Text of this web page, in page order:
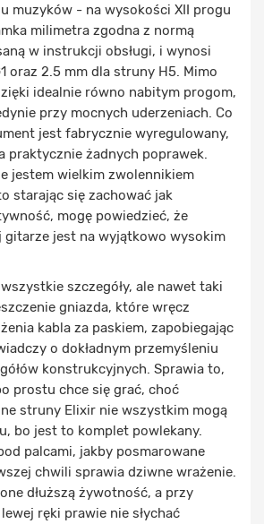
muzyków - na wysokości XII progu
milimetra zgodna z normą
w instrukcji obsługi, i wynosi
oraz 2.5 mm dla struny H5. Mimo
idealnie równo nabitym progom,
przy mocnych uderzeniach. Co
jest fabrycznie wyregulowany,
praktycznie żadnych poprawek.
jestem wielkim zwolennikiem
starając się zachować jak
mogę powiedzieć, że
gitarze jest na wyjątkowo wysokim
szczegóły, ale nawet taki
gniazda, które wręcz
kabla za paskiem, zapobiegając
o dokładnym przemyśleniu
konstrukcyjnych. Sprawia to,
prostu chce się grać, choć
struny Elixir nie wszystkim mogą
bo jest to komplet powlekany.
palcami, jakby posmarowane
chwili sprawia dziwne wrażenie.
dłuższą żywotność, a przy
ręki prawie nie słychać